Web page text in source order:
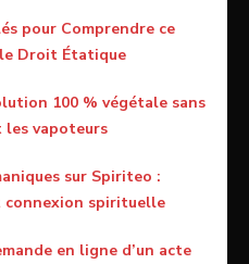
pour Comprendre ce
Droit Étatique
100 % végétale sans
vapoteurs
sur Spiriteo :
spirituelle
en ligne d’un acte